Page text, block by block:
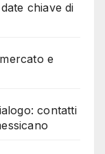
chiave di
e
contatti